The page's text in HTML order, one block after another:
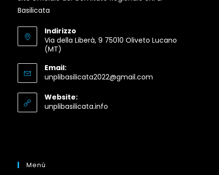
Basilicata
Indirizzo
Via della Liberà, 9 75010 Oliveto Lucano
(MT)
Email:
unplibasilicata2022@gmail.comOpens
Website:
unplibasilicata.infoOpens
Menù